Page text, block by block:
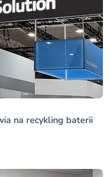
na recykling baterii